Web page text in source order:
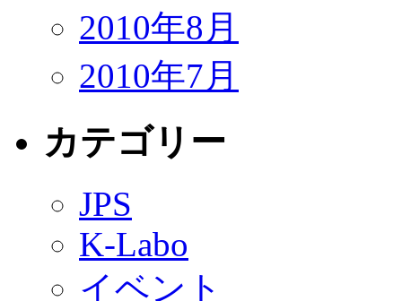
2010年8月
2010年7月
カテゴリー
JPS
K-Labo
イベント